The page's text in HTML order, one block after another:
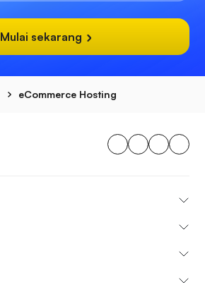
Mulai sekarang
eCommerce Hosting